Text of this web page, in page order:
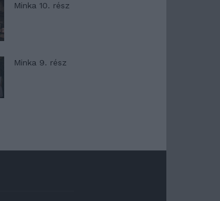
Minka 10. rész
Minka 9. rész